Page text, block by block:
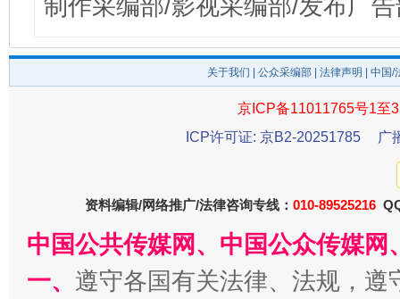
制作采编部/影视采编部/发布广
关于我们 公众采编部 法律声明 | 中国
京ICP备11011765号1至
ICP许可证: 京B2-20251785
广
资料编辑/网络推广/法律咨询专线： 010-89525216
中国公共传媒网、中国公众传媒
一、 遵守各国有关法律、法规，